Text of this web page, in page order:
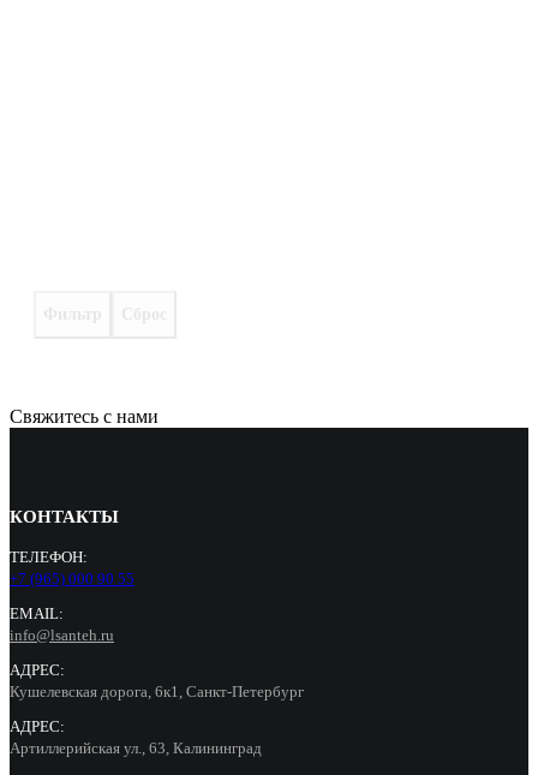
Свяжитесь с нами
КОНТАКТЫ
ТЕЛЕФОН:
+7 (965) 000 90 55
EMAIL:
info@lsanteh.ru
АДРЕС:
Кушелевская дорога, 6к1, Санкт-Петербург
АДРЕС:
Артиллерийская ул., 63, Калининград